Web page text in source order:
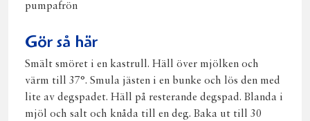
pumpafrön
Gör så här
Smält smöret i en kastrull. Häll över mjölken och
värm till 37°. Smula jästen i en bunke och lös den med
lite av degspadet. Häll på resterande degspad. Blanda i
mjöl och salt och knåda till en deg. Baka ut till 30